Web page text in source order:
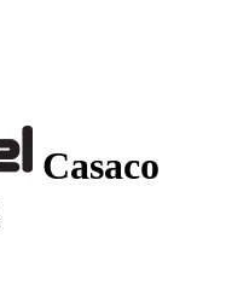
Casaco